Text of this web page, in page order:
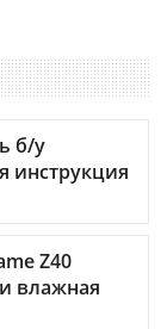
б/у
инструкция
Z40
влажная